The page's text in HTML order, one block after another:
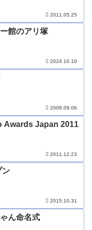
2011.05.25
館のアリ塚
2024.10.10
2008.09.06
Awards Japan 2011
2011.12.23
ン
2015.10.31
ん命名式